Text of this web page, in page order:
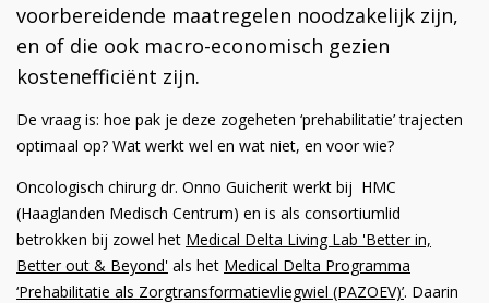
voorbereidende maatregelen noodzakelijk zijn,
en of die ook macro-economisch gezien
kostenefficiënt zijn.
De vraag is: hoe pak je deze zogeheten ‘prehabilitatie’ trajecten
optimaal op? Wat werkt wel en wat niet, en voor wie?
Oncologisch chirurg dr. Onno Guicherit werkt bij HMC
(Haaglanden Medisch Centrum) en is als consortiumlid
betrokken bij zowel het Medical Delta Living Lab 'Better in,
Better out & Beyond' als het Medical Delta Programma
‘Prehabilitatie als Zorgtransformatievliegwiel (PAZOEV)’. Daarin